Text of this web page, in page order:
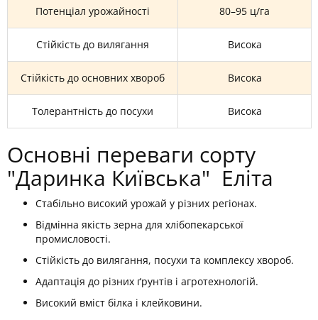
Потенціал урожайності 80–95 ц/га
Стійкість до вилягання Висока
Стійкість до основних хвороб Висока
Толерантність до посухи Висока
Основні переваги сорту
"Даринка Київська" Еліта
Стабільно високий урожай у різних регіонах.
Відмінна якість зерна для хлібопекарської
промисловості.
Стійкість до вилягання, посухи та комплексу хвороб.
Адаптація до різних ґрунтів і агротехнологій.
Високий вміст білка і клейковини.